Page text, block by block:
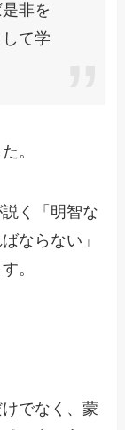
非を
て学
。
く「明智な
ならない」
。
でなく、蒙